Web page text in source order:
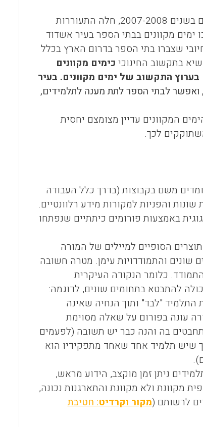
אחרי דעיכה מסוימת של תופעת אירועי "ימים מקוונים" בבתי הספר הישראליים בשנים 2007-2008, חלה התעוררות
מצב החרום בדרום הארץ בראשית 2009. אז נערכו ימים מקוונים בבתי הספר בעיר אשדוד
שצברו בתי הספר בדרום הארץ בכלל
בתקשוב החינוכי כימים מקוונים
בערוץ התקשוב של ימים מקוונים. בעיר
לבתי הספר לתת מענה לתלמידים,
הימים המקוונים עדיין מצומצם יחסית
משם בקבוצות (בדרך כלל העבודה
והפניות למקורות מידע רלוונטיים.
באמצעות פורומים כיתתיים שנפתחו
הסופיים למיילים של המורה
שונים והתמודדויות עימן. מטרה חשובה
כלומר הנקודה העיקרית
להתבטא בתחומים שונים, לדוגמה:
התלמיד "לבד" ותוך הנחיה שאינה
עונה בפורום על שאלה מסוימת
בה והנה כבר יש תשובה (לפעמים
שיש תלמיד אחד שאחד מתפקידיו הוא
ניתן זמן מוקצב, הידוע מראש,
מקוונת ולא מקוונת והתארגנות נכונה,
לרשותם (מקור וקרדיט: חטיבת